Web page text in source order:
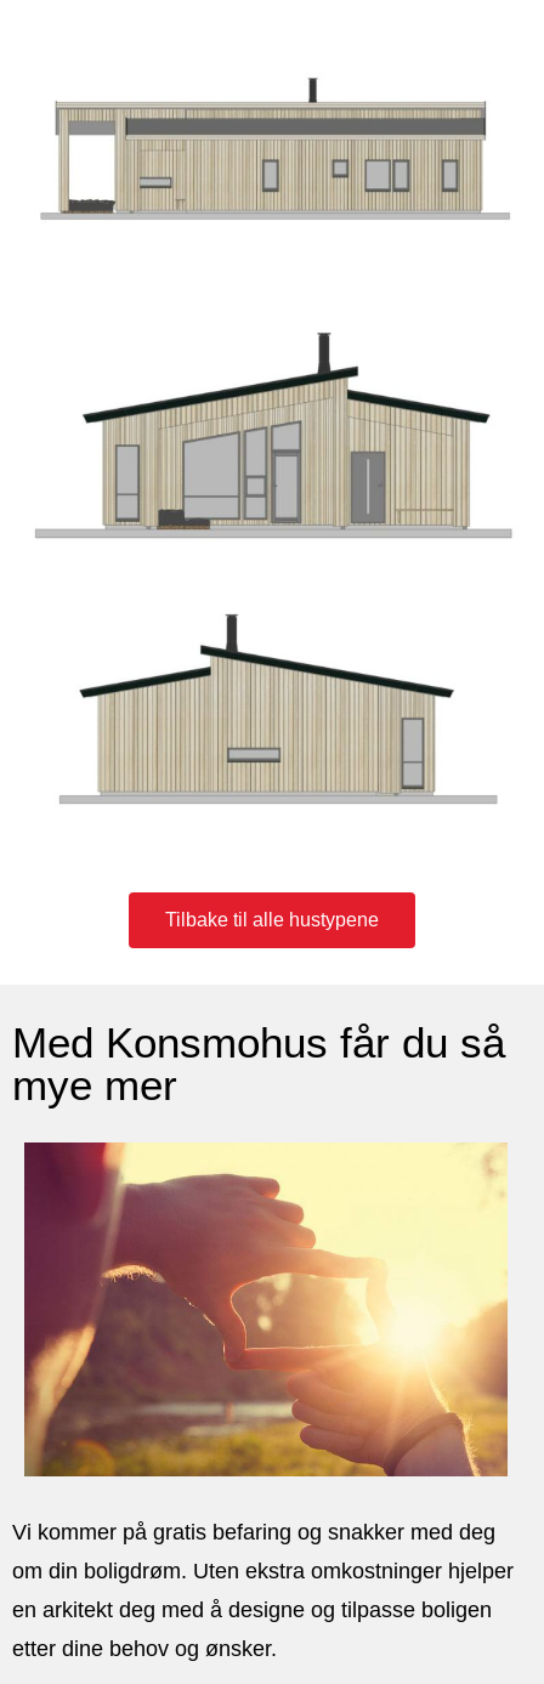
Tilbake til alle hustypene
Med Konsmohus får du så
mye mer
Vi kommer på gratis befaring og snakker med deg
om din boligdrøm. Uten ekstra omkostninger hjelper
en arkitekt deg med å designe og tilpasse boligen
etter dine behov og ønsker.